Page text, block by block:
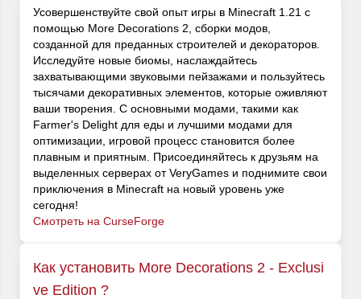
Усовершенствуйте свой опыт игры в Minecraft 1.21 с
помощью More Decorations 2, сборки модов,
созданной для преданных строителей и декораторов.
Исследуйте новые биомы, наслаждайтесь
захватывающими звуковыми пейзажами и пользуйтесь
тысячами декоративных элементов, которые оживляют
ваши творения. С основными модами, такими как
Farmer's Delight для еды и лучшими модами для
оптимизации, игровой процесс становится более
плавным и приятным. Присоединяйтесь к друзьям на
выделенных серверах от VeryGames и поднимите свои
приключения в Minecraft на новый уровень уже
сегодня!
Смотреть на CurseForge
Как установить More Decorations 2 - Exclusi
ve Edition ?